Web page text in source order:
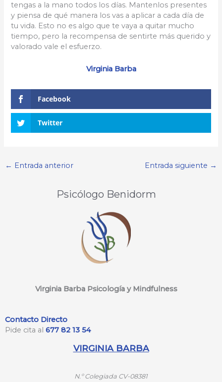
tengas a la mano todos los días. Mantenlos presentes
y piensa de qué manera los vas a aplicar a cada día de
tu vida. Esto no es algo que te vaya a quitar mucho
tiempo, pero la recompensa de sentirte más querido y
valorado vale el esfuerzo.
Virginia Barba
Facebook
Twitter
← Entrada anterior Entrada siguiente →
Psicólogo Benidorm
Virginia Barba Psicología y Mindfulness
Contacto Directo
Pide cita al 677 82 13 54
VIRGINIA BARBA
N.º Colegiada CV-08381